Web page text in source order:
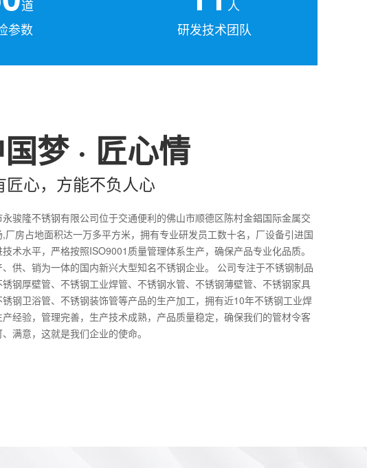
道
参数
人
研发技术团队
梦 · 匠心情
匠心，方能不负人心
骏隆不锈钢有限公司位于交通便利的佛山市顺德区陈村金錩国际金属交
,厂房占地面积达一万多平方米，拥有专业研发员工数十名，厂设备引进国
技术水平，严格按照ISO9001质量管理体系生产，确保产品专业化品质。
供、销为一体的国内新兴大型知名不锈钢企业。 公司专注于不锈钢制品
钢厚壁管、不锈钢工业焊管、不锈钢水管、不锈钢薄壁管、不锈钢家具
钢卫浴管、不锈钢装饰管等产品的生产加工，拥有近10年不锈钢工业焊
经验，管理完善，生产技术成熟，产品质量稳定，确保我们的管材令客
满意，这就是我们企业的使命。